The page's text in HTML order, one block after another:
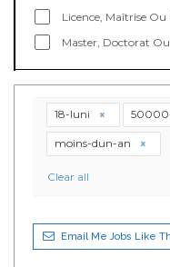
Licence, Maîtrise
Master, Doctorat
18-luni
moins-dun-an
Clear all
Email Me Jobs Like